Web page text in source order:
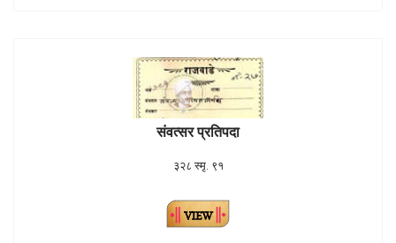
संवत्सर प्रतिपदा
३२८ स्मृ. ९१